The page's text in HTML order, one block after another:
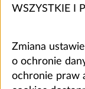
WSZYSTKIE I
Zmiana
o ochronie
ochronie praw